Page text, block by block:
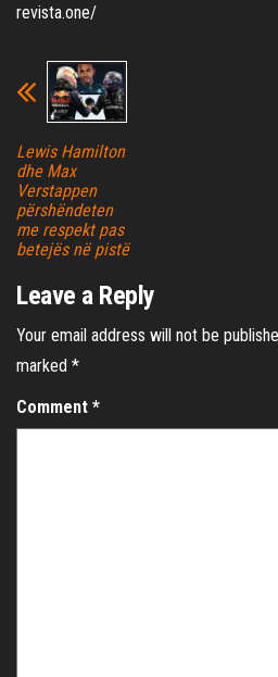
revista.one/
Lewis Hamilton
dhe Max
Verstappen
përshëndeten
me respekt pas
betejës në pistë
Leave a Reply
Your email address will not be
marked *
Comment *